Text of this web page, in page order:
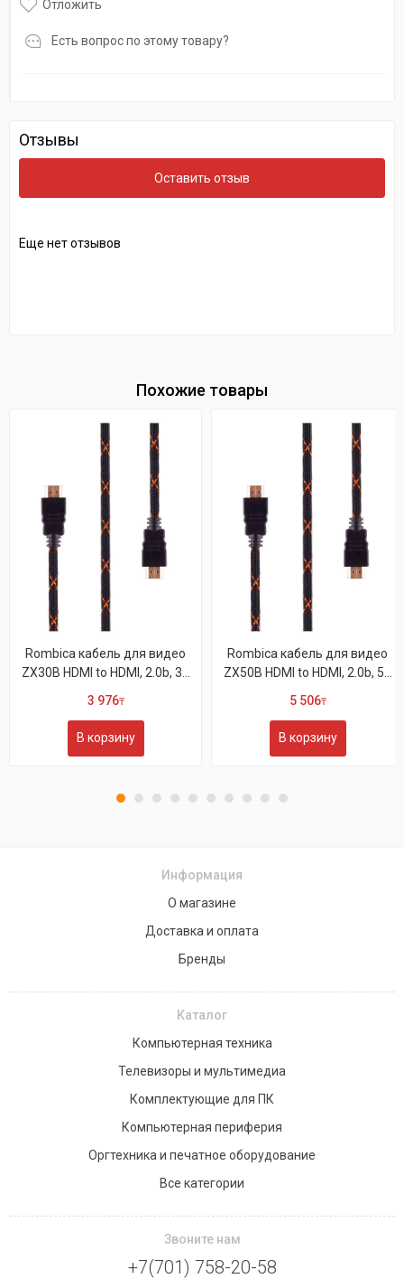
Отложить
Есть вопрос по этому товару?
Отзывы
Оставить отзыв
Еще нет отзывов
Похожие товары
Rombica кабель для видео
ZX30B HDMI to HDMI, 2.0b, 3...
3 976₸
В корзину
Rombica кабель для видео
ZX50B HDMI to HDMI, 2.0b, 5...
5 506₸
В корзину
Информация
О магазине
Доставка и оплата
Бренды
Каталог
Компьютерная техника
Телевизоры и мультимедиа
Комплектующие для ПК
Компьютерная периферия
Оргтехника и печатное оборудование
Все категории
Звоните нам
+7(701) 758-20-58